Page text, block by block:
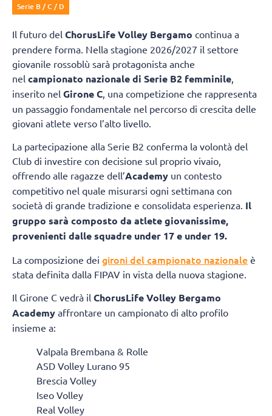
Serie B / C / D
Il futuro del ChorusLife Volley Bergamo continua a
prendere forma. Nella stagione 2026/2027 il settore
giovanile rossoblù sarà protagonista anche
nel campionato nazionale di Serie B2 femminile
inserito nel Girone C , una competizione che rappresenta
un passaggio fondamentale nel percorso di crescita delle
giovani atlete verso l’alto livello.
La partecipazione alla Serie B2 conferma la volontà del
Club di investire con decisione sul proprio vivaio,
offrendo alle ragazze dell’Academy un contesto
competitivo nel quale misurarsi ogni settimana con
società di grande tradizione e consolidata esperienza. Il
gruppo sarà composto da atlete giovanissime,
provenienti dalle squadre under 17 e under 19.
La composizione dei gironi del campionato nazionale è
stata definita dalla FIPAV in vista della nuova stagione.
Il Girone C vedrà il ChorusLife Volley Bergamo
Academy affrontare un campionato di alto profilo
insieme a:
Valpala Brembana & Rolle
ASD Volley Lurano 95
Brescia Volley
Iseo Volley
Real Volley